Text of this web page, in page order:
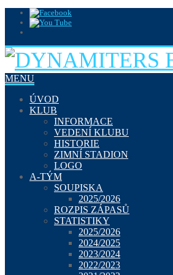
MENU
ÚVOD
KLUB
INFORMACE
VEDENÍ KLUBU
HISTORIE
ZIMNÍ STADION
LOGO
A-TÝM
SOUPISKA
2025/2026
ROZPIS ZÁPASŮ
STATISTIKY
2025/2026
2024/2025
2023/2024
2022/2023